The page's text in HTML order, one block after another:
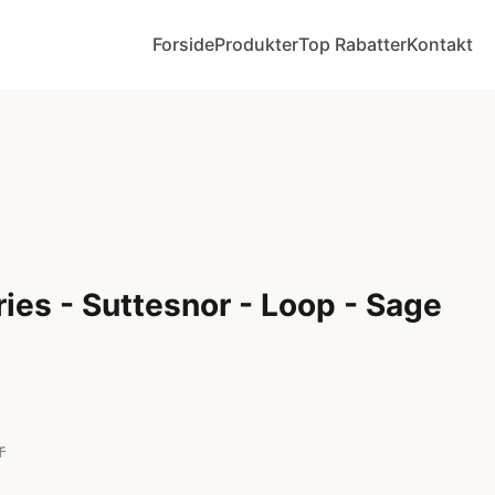
ForsideProdukterTop RabatterKontakt
- Suttesnor - Loop - Sage